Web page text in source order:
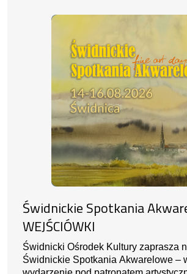
Świdnickie Spotkania
WEJŚCIÓWKI
Świdnicki Ośrodek Kultury zaprasza
Świdnickie Spotkania Akwarelowe –